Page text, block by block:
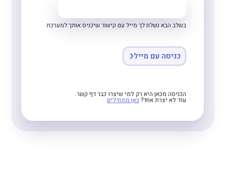
בשלב הבא נשלח לך מייל עם קישור שיכניס אותך למערכת
כניסה עם מייל
הכניסה מכאן היא רק למי שיצרו כבר דף קשר.
עוד לא יצרת אחד? כאן מתחילים